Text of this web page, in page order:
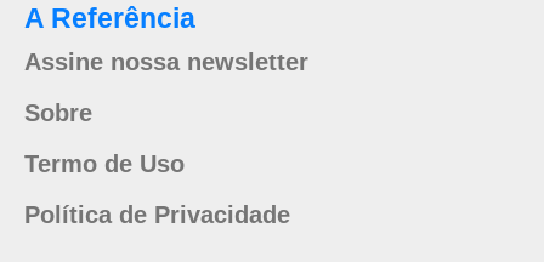
A Referência
Assine nossa newsletter
Sobre
Termo de Uso
Política de Privacidade